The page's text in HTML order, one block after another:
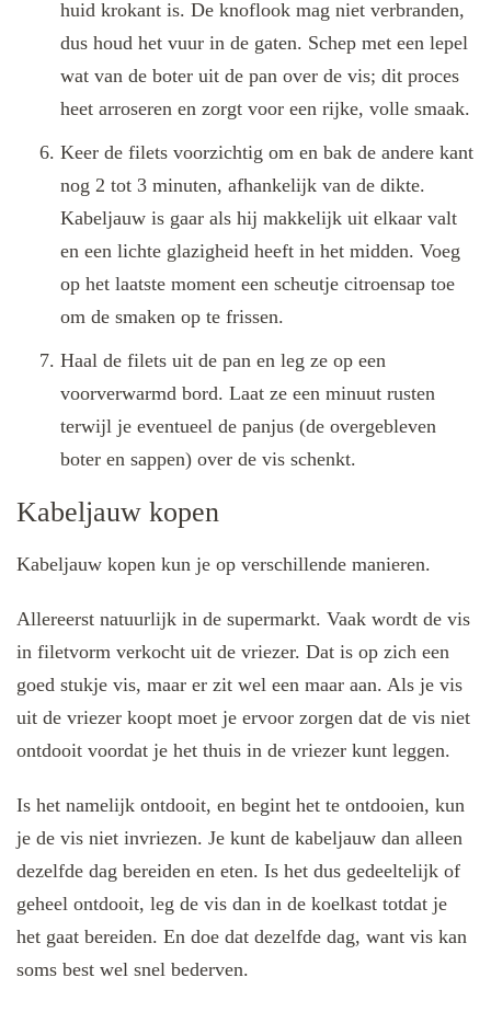
huid krokant is. De knoflook mag niet verbranden,
dus houd het vuur in de gaten. Schep met een lepel
wat van de boter uit de pan over de vis; dit proces
heet arroseren en zorgt voor een rijke, volle smaak.
Keer de filets voorzichtig om en bak de andere kant
nog 2 tot 3 minuten, afhankelijk van de dikte.
Kabeljauw is gaar als hij makkelijk uit elkaar valt
en een lichte glazigheid heeft in het midden. Voeg
op het laatste moment een scheutje citroensap toe
om de smaken op te frissen.
Haal de filets uit de pan en leg ze op een
voorverwarmd bord. Laat ze een minuut rusten
terwijl je eventueel de panjus (de overgebleven
boter en sappen) over de vis schenkt.
Kabeljauw kopen
Kabeljauw kopen kun je op verschillende manieren.
Allereerst natuurlijk in de supermarkt. Vaak wordt de vis
in filetvorm verkocht uit de vriezer. Dat is op zich een
goed stukje vis, maar er zit wel een maar aan. Als je vis
uit de vriezer koopt moet je ervoor zorgen dat de vis niet
ontdooit voordat je het thuis in de vriezer kunt leggen.
Is het namelijk ontdooit, en begint het te ontdooien, kun
je de vis niet invriezen. Je kunt de kabeljauw dan alleen
dezelfde dag bereiden en eten. Is het dus gedeeltelijk of
geheel ontdooit, leg de vis dan in de koelkast totdat je
het gaat bereiden. En doe dat dezelfde dag, want vis kan
soms best wel snel bederven.